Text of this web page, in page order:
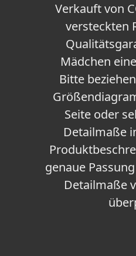
Verkauft von
versteckten
Mädchen
Bitte
Seite oder
Detailmaße
genaue
Detailmaße